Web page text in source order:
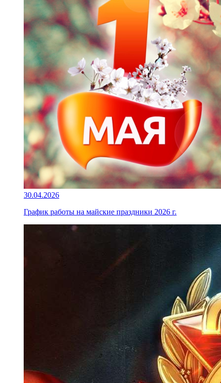
30.04.2026
График работы на майские праздники 2026 г.